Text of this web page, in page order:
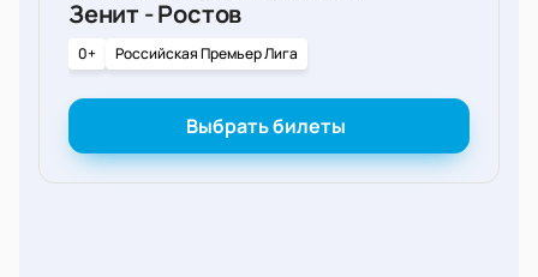
Зенит - Ростов
0+ Российская Премьер Лига
Выбрать билеты